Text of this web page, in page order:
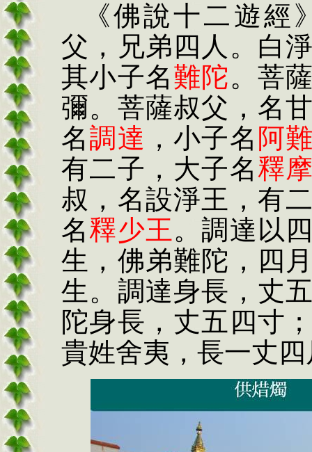
《佛說十二遊
父，兄弟四人。白
其小子名難陀。菩
彌。菩薩叔父，名
名調達 ，小子名 阿
有二子，大子名釋
叔，名設淨王，有
名釋少王。調達以
生，佛弟難陀， 四
生。調達身長，丈
陀身長，丈五四寸
貴姓舍夷，長一丈